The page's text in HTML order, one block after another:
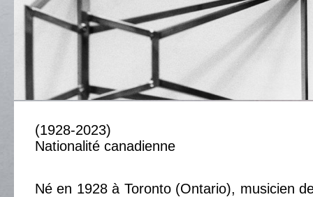
(1928-2023)
Nationalité canadienne
Né en 1928 à Toronto (Ontario), musicien